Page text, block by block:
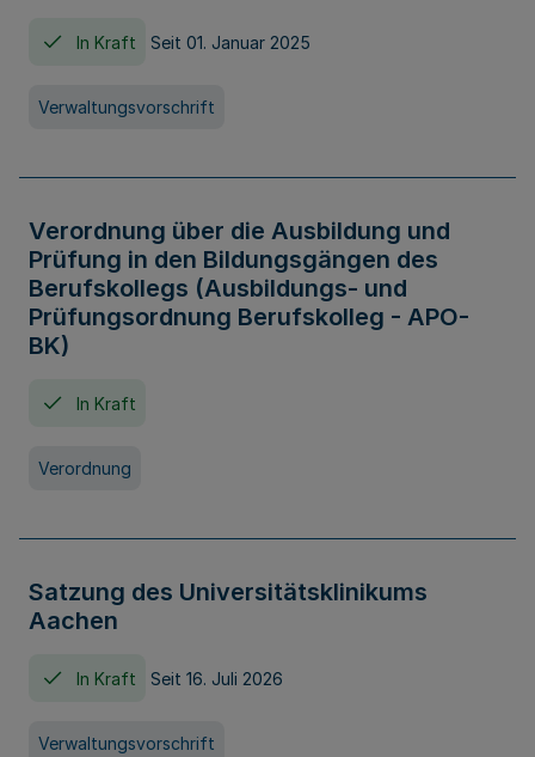
In Kraft Seit 01. Januar 2025
Verwaltungsvorschrift
Verordnung über die Ausbildung und
Prüfung in den Bildungsgängen des
Berufskollegs (Ausbildungs- und
Prüfungsordnung Berufskolleg - APO-
BK)
In Kraft
Verordnung
Satzung des Universitätsklinikums
Aachen
In Kraft Seit 16. Juli 2026
Verwaltungsvorschrift